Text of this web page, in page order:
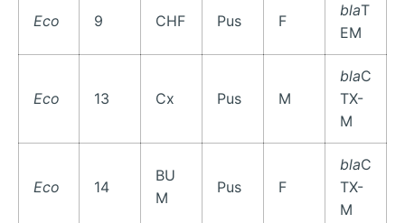
Eco 9 CHF Pus F
blaT
EM
Eco 13 Cx Pus M
blaC
TX-
M
Eco 14
BU
M
Pus F
blaC
TX-
M